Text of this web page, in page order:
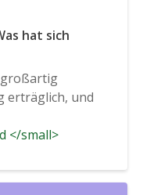
hat sich
erträglich, und
</small>